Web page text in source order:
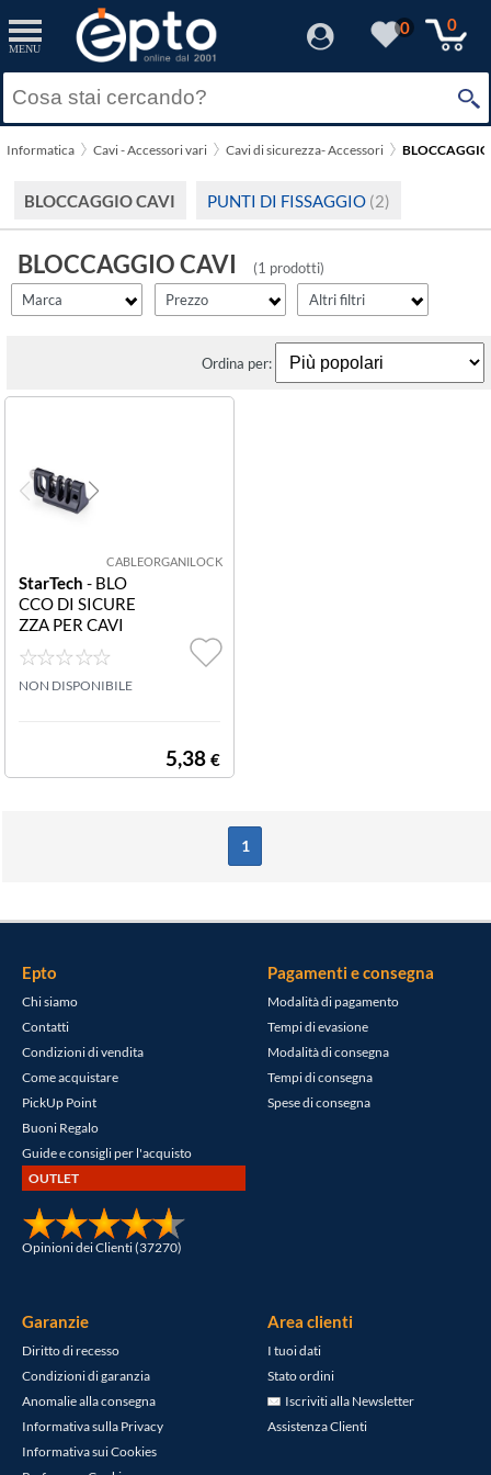
MENU
0 0
Informatica Cavi - Accessori vari Cavi di sicurezza- Accessori
BLOCCAGGIO CAVI PUNTI DI FISSAGGIO (2)
BLOCCAGGIO CAVI
(1 prodotti)
Marca
filter_id Resetta
Prezzo
filter_fprezzo
Prezzo minimo
Resetta
Altri filtri
filter_adds
Solo Promozioni
Visualizza solo le Novità
Resetta
Ordina per:
CABLEORGANILOCK
StarTech - BLO
CCO DI SICURE
ZZA PER CAVI
CABLE-ORGAN
IZER-LOCK Blo
cco di sicurezza
NON DISPONIBILE
5,38 €
1
Epto
Chi siamo
Contatti
Condizioni di vendita
Come acquistare
PickUp Point
Buoni Regalo
Guide e consigli per l'acquisto
OUTLET
Opinioni dei Clienti (37270)
Pagamenti e consegna
Modalità di pagamento
Tempi di evasione
Modalità di consegna
Tempi di consegna
Spese di consegna
Garanzie
Diritto di recesso
Condizioni di garanzia
Anomalie alla consegna
Informativa sulla Privacy
Informativa sui Cookies
Area clienti
I tuoi dati
Stato ordini
Iscriviti alla Newsletter
Assistenza Clienti